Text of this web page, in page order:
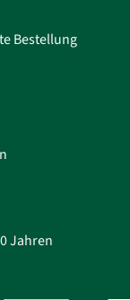
Bestellung
Jahren